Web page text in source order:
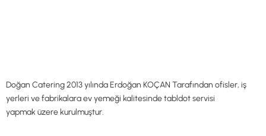
Doğan Catering 2013 yılında Erdoğan KOÇAN Tarafından ofisler, iş
yerleri ve fabrikalara ev yemeği kalitesinde tabldot servisi
yapmak üzere kurulmuştur.